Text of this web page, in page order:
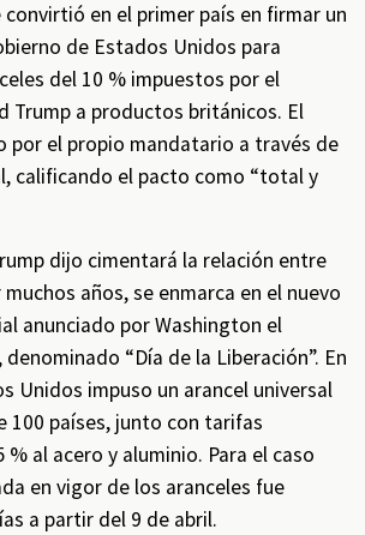
convirtió en el primer país en firmar un
de Estados Unidos para
del 10 % impuestos por el
Trump a productos británicos. El
por el propio mandatario a través de
calificando el pacto como “total y
dijo cimentará la relación entre
años, se enmarca en el nuevo
anunciado por Washington el
“Día de la Liberación”. En
Unidos impuso un arancel universal
100 países, junto con tarifas
% al acero y aluminio. Para el caso
en vigor de los aranceles fue
a partir del 9 de abril.